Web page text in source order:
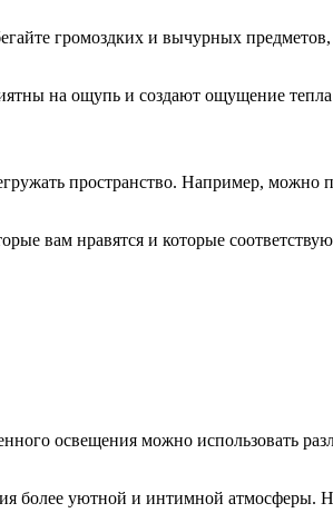
громоздких и вычурных предметов,
на ощупь и создают ощущение
пространство. Например, можно
вам нравятся и которые
освещения можно использовать
более уютной и интимной атмосферы.